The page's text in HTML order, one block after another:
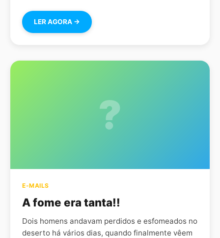
LER AGORA →
?
E-MAILS
A fome era tanta!!
Dois homens andavam perdidos e esfomeados no
deserto há vários dias, quando finalmente vêem